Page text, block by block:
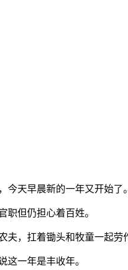
今天早晨新的一年又开始了
职但仍担心着百姓。
夫，扛着锄头和牧童一起劳
这一年是丰收年。